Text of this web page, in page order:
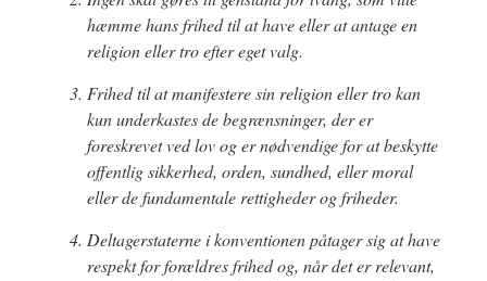
hæmme hans frihed til at have eller at antage en
religion eller tro efter eget valg.
Frihed til at manifestere sin religion eller tro kan
kun underkastes de begrænsninger, der er
foreskrevet ved lov og er nødvendige for at beskytte
offentlig sikkerhed, orden, sundhed, eller moral
eller de fundamentale rettigheder og friheder.
Deltagerstaterne i konventionen påtager sig at have
respekt for forældres frihed og, når det er relevant,